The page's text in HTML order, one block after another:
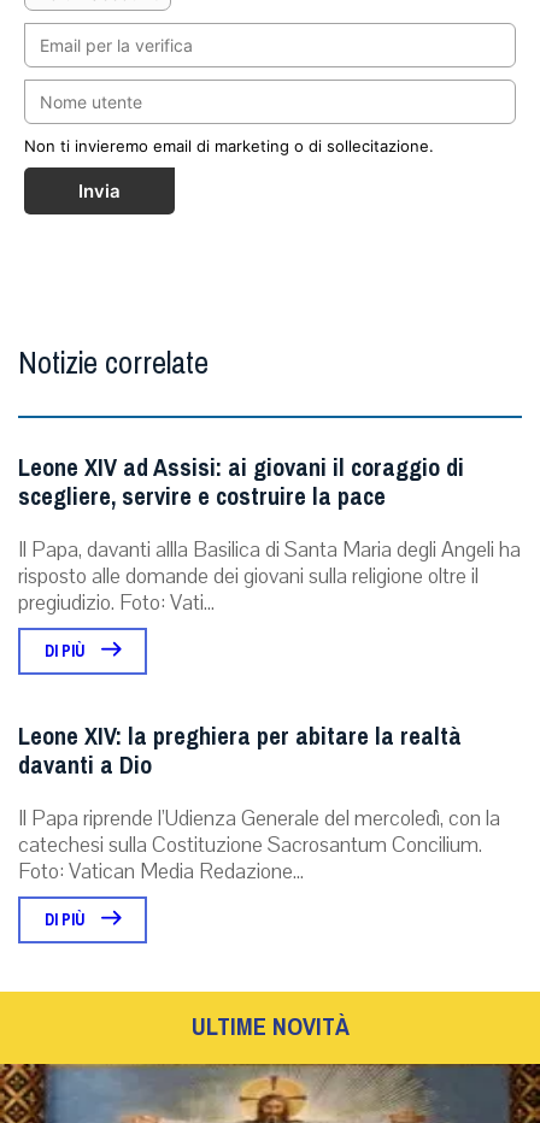
Non ti invieremo email di marketing o di sollecitazione.
Invia
Notizie correlate
Leone XIV ad Assisi: ai giovani il coraggio di
scegliere, servire e costruire la pace
Il Papa, davanti allla Basilica di Santa Maria degli Angeli ha
risposto alle domande dei giovani sulla religione oltre il
pregiudizio. Foto: Vati...
DI PIÙ
Leone XIV: la preghiera per abitare la realtà
davanti a Dio
Il Papa riprende l’Udienza Generale del mercoledì, con la
catechesi sulla Costituzione Sacrosantum Concilium.
Foto: Vatican Media Redazione...
DI PIÙ
ULTIME NOVITÀ